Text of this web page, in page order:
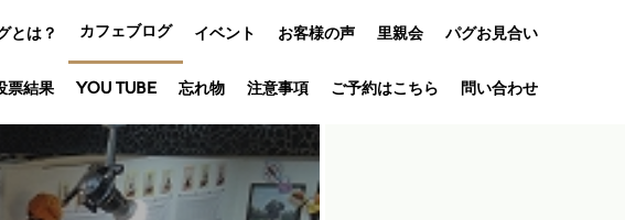
とは？ カフェブログ イベント
オフ会
アニバーサリ
ー
お客様の声 里親会 パグお見合い
票結果 YOU TUBE 忘れ物 注意事項 ご予約はこちら 問い合わせ